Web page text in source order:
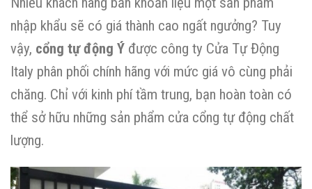
nhập khẩu sẽ có giá thành cao ngất ngưởng? Tuy
vậy, cổng tự động Ý được công ty Cửa Tự Động
Italy phân phối chính hãng với mức giá vô cùng phải
chăng. Chỉ với kinh phí tầm trung, bạn hoàn toàn có
thể sở hữu những sản phẩm cửa cổng tự động chất
lượng.